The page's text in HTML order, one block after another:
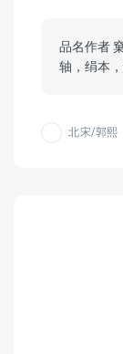
品名作者
轴，绢本
北宋/郭熙